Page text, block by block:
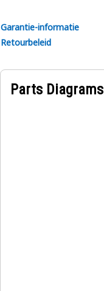
Garantie-informatie
Retourbeleid
Parts Diagrams